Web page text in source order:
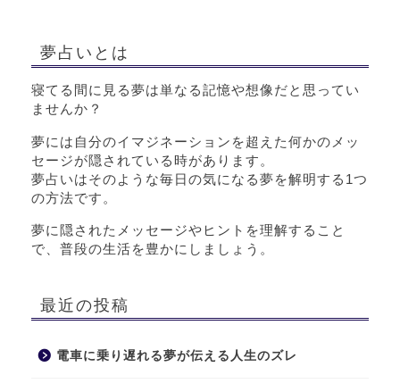
夢占いとは
寝てる間に見る夢は単なる記憶や想像だと思ってい
ませんか？
夢には自分のイマジネーションを超えた何かのメッ
セージが隠されている時があります。
夢占いはそのような毎日の気になる夢を解明する1つ
の方法です。
夢に隠されたメッセージやヒントを理解すること
で、普段の生活を豊かにしましょう。
最近の投稿
電車に乗り遅れる夢が伝える人生のズレ